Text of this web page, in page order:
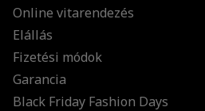
Online vitarendezés
Elállás
Fizetési módok
Garancia
Black Friday Fashion Days